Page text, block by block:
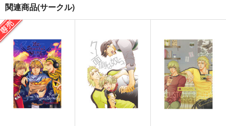
関連商品(サークル)